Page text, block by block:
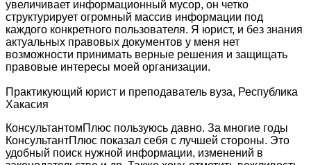
увеличивает информационный мусор, он четко
структурирует огромный массив информации под
каждого конкретного пользователя. Я юрист, и без знания
актуальных правовых документов у меня нет
возможности принимать верные решения и защищать
правовые интересы моей организации.
Практикующий юрист и преподаватель вуза, Республика
Хакасия
КонсультантомПлюс пользуюсь давно. За многие годы
КонсультантПлюс показал себя с лучшей стороны. Это
удобный поиск нужной информации, изменений в